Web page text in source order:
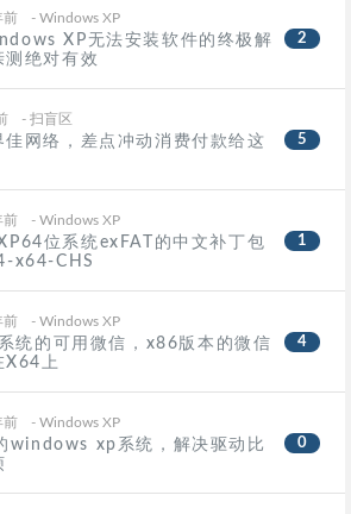
XP无法安装软件的终极解
测绝对有效
前 -Windows XP
2
佳网络，差点冲动消费付款给这
-扫盲区
5
位系统exFAT的中文补丁包
x64-CHS
前 -Windows XP
1
统的可用微信，x86版本的微信
X64上
前 -Windows XP
4
windows xp系统，解决驱动比
前 -Windows XP
0